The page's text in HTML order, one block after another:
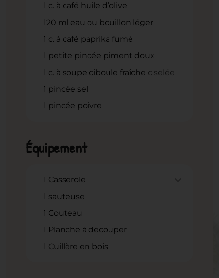
1 c. à café huile d’olive
120 ml eau ou bouillon léger
1 c. à café paprika fumé
1 petite pincée piment doux
1 c. à soupe ciboule fraîche ciselée
1 pincée sel
1 pincée poivre
Équipement
1 Casserole
1 sauteuse
1 Couteau
1 Planche à découper
1 Cuillère en bois